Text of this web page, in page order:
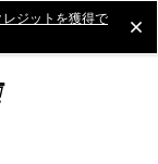
レジットを獲得で